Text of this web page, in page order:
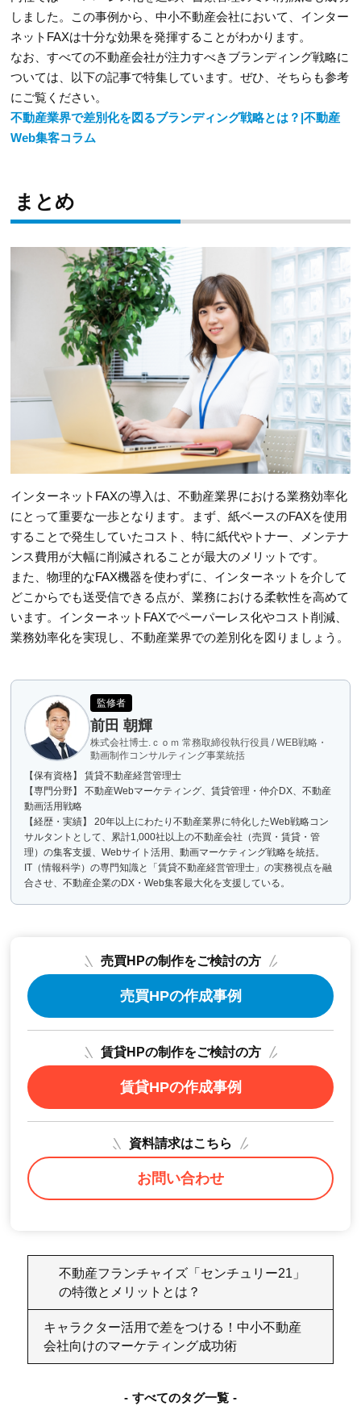
しました。この事例から、中小不動産会社において、インター
ネットFAXは十分な効果を発揮することがわかります。
なお、すべての不動産会社が注力すべきブランディング戦略に
ついては、以下の記事で特集しています。ぜひ、そちらも参考
にご覧ください。
不動産業界で差別化を図るブランディング戦略とは？|不動産
Web集客コラム
まとめ
インターネットFAXの導入は、不動産業界における業務効率化
にとって重要な一歩となります。まず、紙ベースのFAXを使用
することで発生していたコスト、特に紙代やトナー、メンテナ
ンス費用が大幅に削減されることが最大のメリットです。
また、物理的なFAX機器を使わずに、インターネットを介して
どこからでも送受信できる点が、業務における柔軟性を高めて
います。インターネットFAXでペーパーレス化やコスト削減、
業務効率化を実現し、不動産業界での差別化を図りましょう。
監修者
前田 朝輝
株式会社博士.ｃｏｍ 常務取締役執行役員 / WEB戦略・
動画制作コンサルティング事業統括
【保有資格】 賃貸不動産経営管理士
【専門分野】 不動産Webマーケティング、賃貸管理・仲介DX、不動産
動画活用戦略
【経歴・実績】 20年以上にわたり不動産業界に特化したWeb戦略コン
サルタントとして、累計1,000社以上の不動産会社（売買・賃貸・管
理）の集客支援、Webサイト活用、動画マーケティング戦略を統括。
IT（情報科学）の専門知識と「賃貸不動産経営管理士」の実務視点を融
合させ、不動産企業のDX・Web集客最大化を支援している。
売買HPの制作をご検討の方
売買HPの作成事例
賃貸HPの制作をご検討の方
賃貸HPの作成事例
資料請求はこちら
お問い合わせ
不動産フランチャイズ「センチュリー21」
の特徴とメリットとは？
キャラクター活用で差をつける！中小不動産
会社向けのマーケティング成功術
すべてのタグ一覧